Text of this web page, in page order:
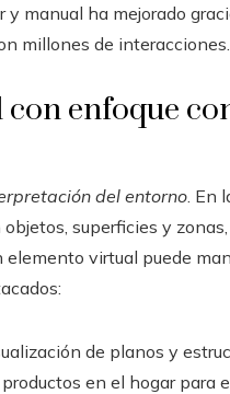
manual ha mejorado
millones de interacciones.
enfoque
del entorno .
superficies y
virtual puede
de planos y
en el hogar para